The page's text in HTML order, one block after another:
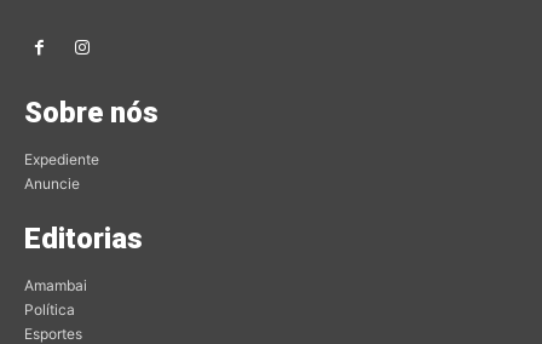
Sobre nós
Expediente
Anuncie
Editorias
Amambai
Política
Esportes